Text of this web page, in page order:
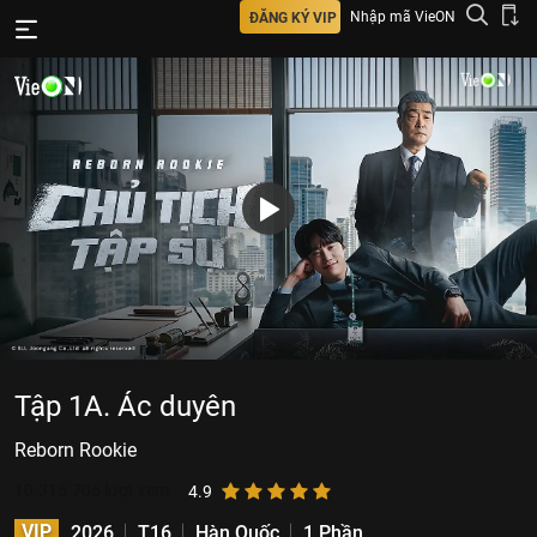
ĐĂNG KÝ VIP Nhập mã VieON
Tập 1A. Ác duyên
Reborn Rookie
4.9
VIP